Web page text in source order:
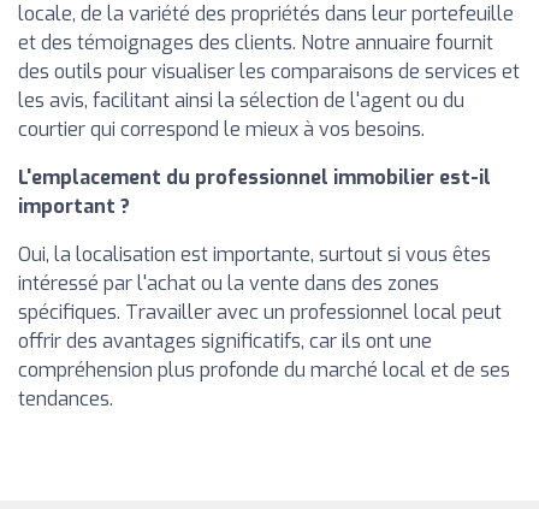
locale, de la variété des propriétés dans leur portefeuille
et des témoignages des clients. Notre annuaire fournit
des outils pour visualiser les comparaisons de services et
les avis, facilitant ainsi la sélection de l'agent ou du
courtier qui correspond le mieux à vos besoins.
L'emplacement du professionnel immobilier est-il
important ?
Oui, la localisation est importante, surtout si vous êtes
intéressé par l'achat ou la vente dans des zones
spécifiques. Travailler avec un professionnel local peut
offrir des avantages significatifs, car ils ont une
compréhension plus profonde du marché local et de ses
tendances.